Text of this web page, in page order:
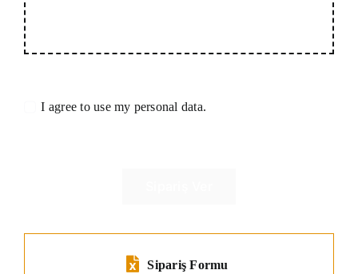
I agree to use my personal data.
Sipariş Formu